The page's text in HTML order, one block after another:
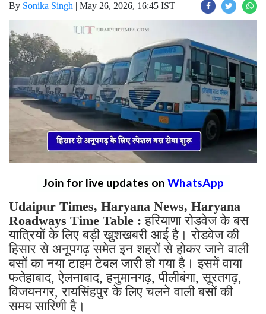
By Sonika Singh | May 26, 2026, 16:45 IST
Join for live updates on WhatsApp
Udaipur Times, Haryana News, Haryana
Roadways Time Table :हरियाणा रोडवेज के बस
यात्रियों के लिए बड़ी खुशखबरी आई है। रोडवेज की
हिसार से अनूपगढ़ समेत इन शहरों से होकर जाने वाली
बसों का नया टाइम टेबल जारी हो गया है। इसमें वाया
फतेहाबाद, ऐलनाबाद, हनुमानगढ़, पीलीबंगा, सूरतगढ़,
विजयनगर, रायसिंहपुर के लिए चलने वाली बसों की
समय सारिणी है।